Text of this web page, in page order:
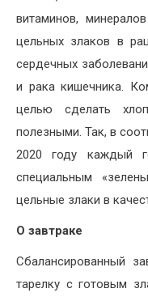
витаминов,
цельных злаков в
сердечных
и рака кишечника.
целью сделать
полезными. Так, в
2020 году каждый
специальным
цельные злаки в
О завтраке
Сбалансированный
тарелку с готовым